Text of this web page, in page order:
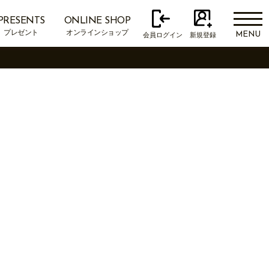
プレゼント
ONLINE SHOP
オンラインショップ 会員ログイン 新規登録 MENU